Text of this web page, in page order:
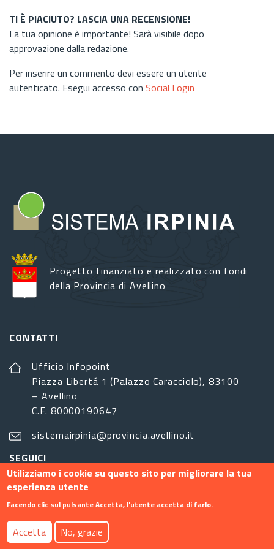
TI È PIACIUTO? LASCIA UNA RECENSIONE!
La tua opinione è importante! Sarà visibile dopo
approvazione dalla redazione.
Per inserire un commento devi essere un utente
autenticato. Esegui accesso con Social Login
Progetto finanziato e realizzato con fondi
della Provincia di Avellino
CONTATTI
Ufficio Infopoint
Piazza Libertá 1 (Palazzo Caracciolo), 83100
– Avellino
C.F. 80000190647
sistemairpinia@provincia.avellino.it
SEGUICI
Footer menu
Contatti Info
Utilizziamo i cookie su questo sito per migliorare la tua
esperienza utente
Facendo clic sul pulsante Accetta, l'utente accetta di farlo.
Accetta No, grazie